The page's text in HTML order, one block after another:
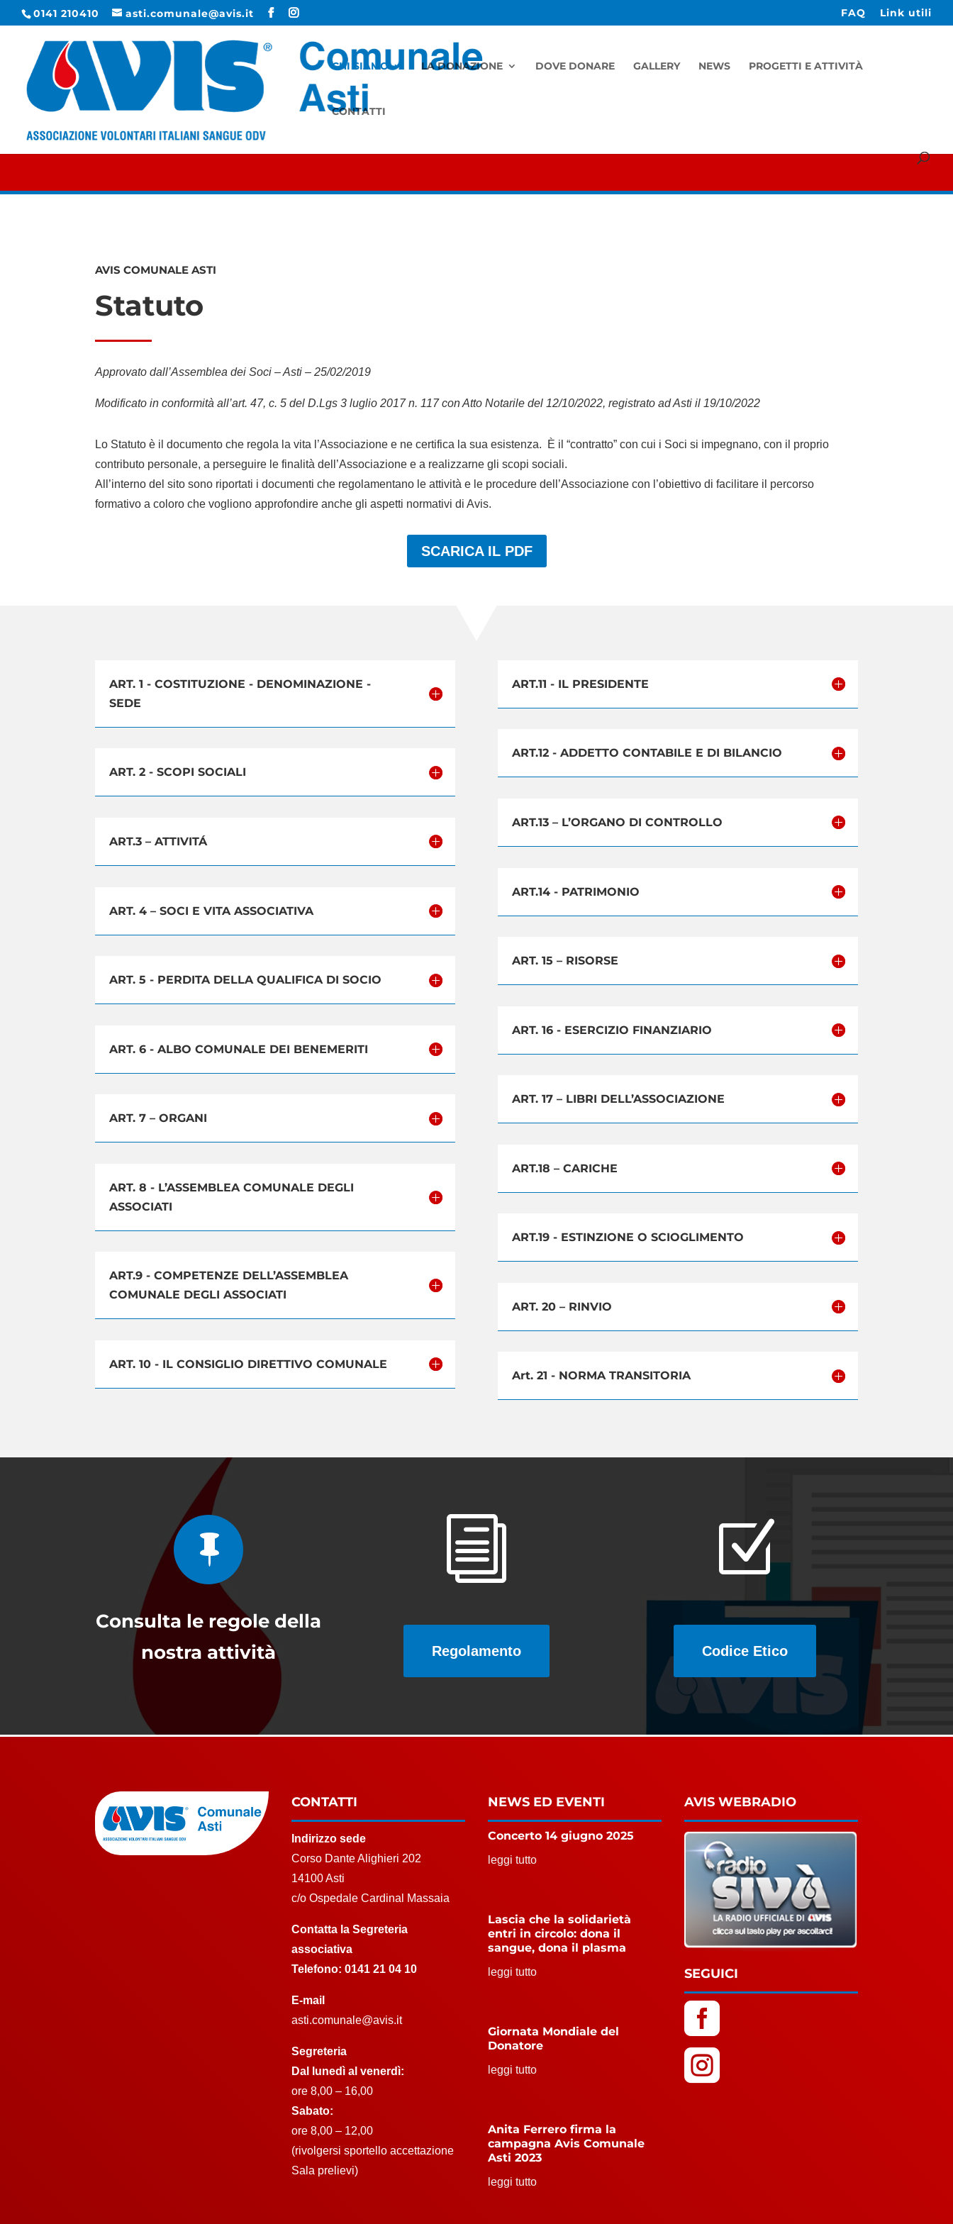
0141 210410 asti.comunale@avis.it FAQ Link utili
CHI SIAMO LA DONAZIONE DOVE DONARE GALLERY NEWS PROGETTI E ATTIVITÀ
CONTATTI
AVIS COMUNALE ASTI
Statuto
Approvato dall’Assemblea dei Soci – Asti – 25/02/2019
Modificato in conformità all’art. 47, c. 5 del D.Lgs 3 luglio 2017 n. 117con Atto Notarile del 12/10/2022, registrato ad Asti il 19/10/2022
Lo Statuto è il documento che regola la vita l’Associazione e ne certifica la sua esistenza. È il “contratto” con cui i Soci si impegnano, con il proprio
contributo personale, a perseguire le finalità dell’Associazione e a realizzarne gli scopi sociali.
All’interno del sito sono riportati i documenti che regolamentano le attività e le procedure dell’Associazione con l’obiettivo di facilitare il percorso
formativo a coloro che vogliono approfondire anche gli aspetti normativi di Avis.
SCARICA IL PDF
ART. 1 - COSTITUZIONE - DENOMINAZIONE -
SEDE
ART. 2 - SCOPI SOCIALI
ART.3 – ATTIVITÁ
ART. 4 – SOCI E VITA ASSOCIATIVA
ART. 5 - PERDITA DELLA QUALIFICA DI SOCIO
ART. 6 - ALBO COMUNALE DEI BENEMERITI
ART. 7 – ORGANI
ART. 8 - L’ASSEMBLEA COMUNALE DEGLI
ASSOCIATI
ART.9 - COMPETENZE DELL’ASSEMBLEA
COMUNALE DEGLI ASSOCIATI
ART. 10 - IL CONSIGLIO DIRETTIVO COMUNALE
ART.11 - IL PRESIDENTE
ART.12 - ADDETTO CONTABILE E DI BILANCIO
ART.13 – L’ORGANO DI CONTROLLO
ART.14 - PATRIMONIO
ART. 15 – RISORSE
ART. 16 - ESERCIZIO FINANZIARIO
ART. 17 – LIBRI DELL’ASSOCIAZIONE
ART.18 – CARICHE
ART.19 - ESTINZIONE O SCIOGLIMENTO
ART. 20 – RINVIO
Art. 21 - NORMA TRANSITORIA

Consulta le regole della
nostra attività
i
Regolamento
Z
Codice Etico
CONTATTI
Indirizzo sede
Corso Dante Alighieri 202
14100 Asti
c/o Ospedale Cardinal Massaia
Contatta la Segreteria
associativa
Telefono: 0141 21 04 10
E-mail
asti.comunale@avis.it
Segreteria
Dal lunedì al venerdì:
ore 8,00 – 16,00
Sabato:
ore 8,00 – 12,00
(rivolgersi sportello accettazione
Sala prelievi)
NEWS ED EVENTI
Concerto 14 giugno 2025
leggi tutto
Lascia che la solidarietà
entri in circolo: dona il
sangue, dona il plasma
leggi tutto
Giornata Mondiale del
Donatore
leggi tutto
Anita Ferrero firma la
campagna Avis Comunale
Asti 2023
leggi tutto
AVIS WEBRADIO
SEGUICI

